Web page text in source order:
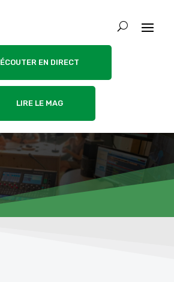
ÉCOUTER EN DIRECT
LIRE LE MAG